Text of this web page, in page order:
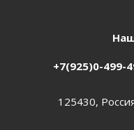
+7(925)0-499-
125430,